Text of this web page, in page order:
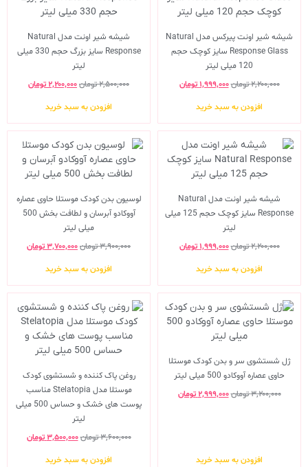
شیشه شیر اونت پیرکس مدل Natural
Response Glass سایز کوچک حجم
120 میلی لیتر
۲,۲۰۰,۰۰۰تومان۱,۹۹۹,۰۰۰تومان
افزودن به سبد خرید
شیشه شیر اونت مدل Natural
Response سایز بزرگ حجم 330 میلی
لیتر
۲,۵۰۰,۰۰۰تومان۲,۲۰۰,۰۰۰تومان
افزودن به سبد خرید
شیشه شیر اونت مدل Natural
Response سایز کوچک حجم 125 میلی
لیتر
۲,۲۰۰,۰۰۰تومان۱,۹۹۹,۰۰۰تومان
افزودن به سبد خرید
لوسیون بدن کودک موستلا حاوی عصاره
آووکادو آبرسان و لطافت بخش 500
میلی لیتر
۳,۹۰۰,۰۰۰تومان۳,۷۰۰,۰۰۰تومان
افزودن به سبد خرید
ژل شستشوی سر و بدن کودک موستلا
حاوی عصاره آووکادو 500 میلی لیتر
۳,۲۰۰,۰۰۰تومان۲,۹۹۹,۰۰۰تومان
افزودن به سبد خرید
روغن پاک کننده و شستشوی کودک
موستلا مدل Stelatopia مناسب
پوست های خشک و حساس 500 میلی
لیتر
۳,۶۰۰,۰۰۰تومان۳,۵۰۰,۰۰۰تومان
افزودن به سبد خرید